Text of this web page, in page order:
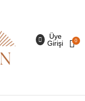
Üye
Girişi
0